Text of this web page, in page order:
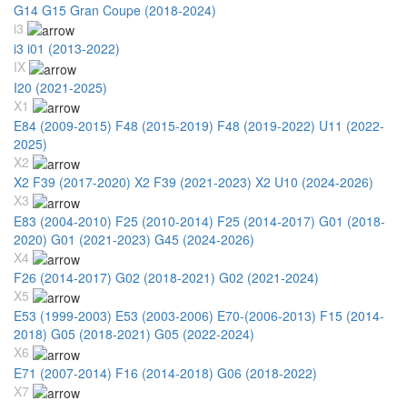
G14 G15 Gran Coupe (2018-2024)
i3
i3 i01 (2013-2022)
IX
I20 (2021-2025)
X1
E84 (2009-2015) F48 (2015-2019) F48 (2019-2022) U11 (2022-
2025)
X2
X2 F39 (2017-2020) X2 F39 (2021-2023) X2 U10 (2024-2026)
X3
E83 (2004-2010) F25 (2010-2014) F25 (2014-2017) G01 (2018-
2020) G01 (2021-2023) G45 (2024-2026)
X4
F26 (2014-2017) G02 (2018-2021) G02 (2021-2024)
X5
E53 (1999-2003) E53 (2003-2006) E70-(2006-2013) F15 (2014-
2018) G05 (2018-2021) G05 (2022-2024)
X6
E71 (2007-2014) F16 (2014-2018) G06 (2018-2022)
X7